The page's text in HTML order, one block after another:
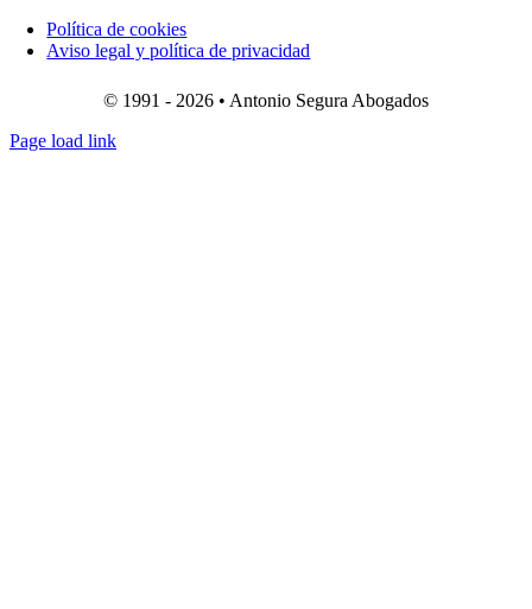
Política de cookies
Aviso legal y política de privacidad
© 1991 - 2026 • Antonio Segura Abogados
Page load link